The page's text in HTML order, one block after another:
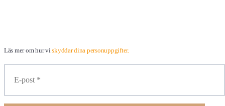
Läs mer om hur viskyddar dina personuppgifter.